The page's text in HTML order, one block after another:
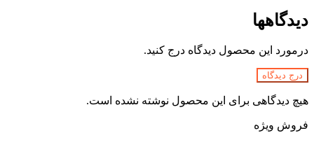
دیدگاهها
درمورد این محصول دیدگاه درج کنید.
درج دیدگاه
هیچ دیدگاهی برای این محصول نوشته نشده است.
فروش ویژه